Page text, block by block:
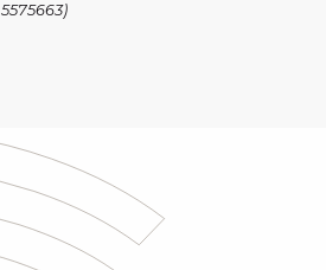
5575663)